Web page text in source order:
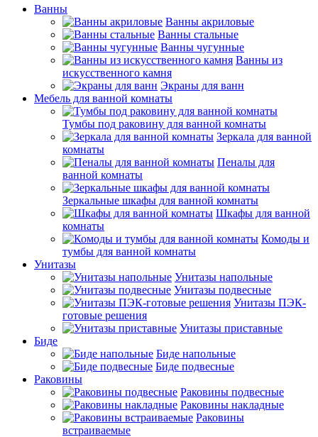
Ванны
Ванны акриловые
Ванны стальные
Ванны чугунные
Ванны из
искусственного камня
Экраны для ванн
Мебель для ванной комнаты
Тумбы под раковину для ванной комнаты
Зеркала для ванной
комнаты
Пеналы для
ванной комнаты
Зеркальные шкафы для ванной комнаты
Шкафы для ванной
комнаты
Комоды и
тумбы для ванной комнаты
Унитазы
Унитазы напольные
Унитазы подвесные
Унитазы ПЭК-
готовые решения
Унитазы приставные
Биде
Биде напольные
Биде подвесные
Раковины
Раковины подвесные
Раковины накладные
Раковины
встраиваемые